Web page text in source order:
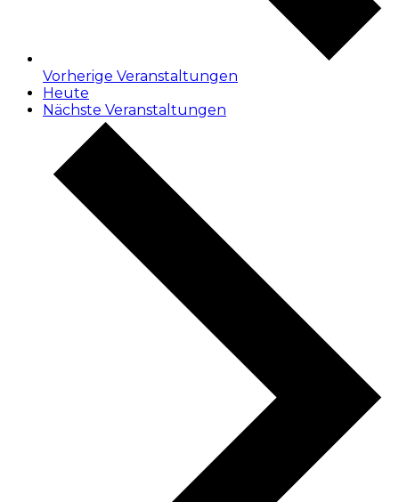
Vorherige Veranstaltungen
Heute
Nächste Veranstaltungen